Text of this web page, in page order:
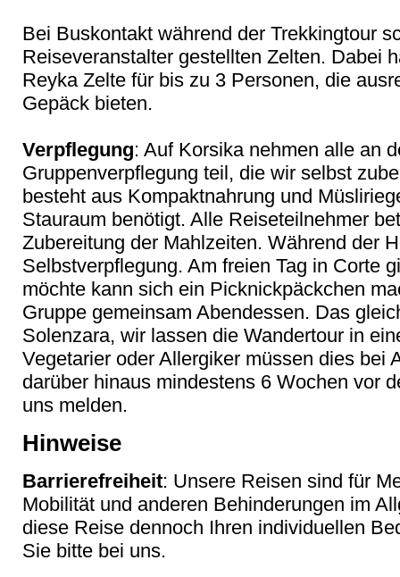
Bei Buskontakt während der Trekkingtour
Reiseveranstalter gestellten Zelten. Dabei
Reyka Zelte für bis zu 3 Personen, die
Gepäck bieten.
Verpflegung: Auf Korsika nehmen alle an
Gruppenverpflegung teil, die wir selbst
besteht aus Kompaktnahrung und
Stauraum benötigt. Alle Reiseteilnehmer
Zubereitung der Mahlzeiten. Während der
Selbstverpflegung. Am freien Tag in Corte
möchte kann sich ein Picknickpäckchen
Gruppe gemeinsam Abendessen. Das
Solenzara, wir lassen die Wandertour in
Vegetarier oder Allergiker müssen dies bei
darüber hinaus mindestens 6 Wochen vor
uns melden.
Hinweise
Barrierefreiheit: Unsere Reisen sind für
Mobilität und anderen Behinderungen im
diese Reise dennoch Ihren individuellen
Sie bitte bei uns.